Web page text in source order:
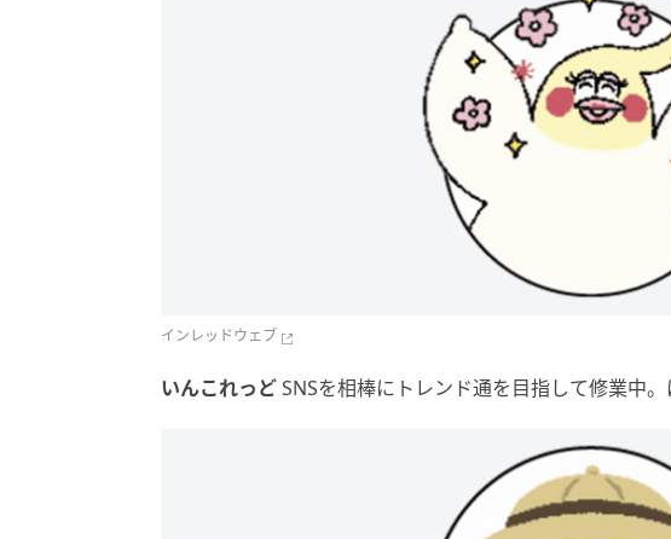
インレッドウェブ
いんこれっどSNSを相棒にトレンド通を目指して修業中